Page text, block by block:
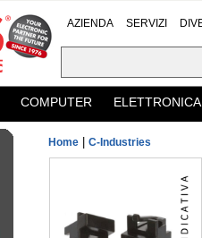
AZIENDA SERVIZI
COMPUTER ELETTRONICA
Home C-Industries